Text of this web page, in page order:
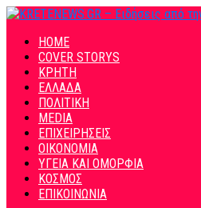
HOME
COVER STORYS
ΚΡΗΤΗ
ΕΛΛΑΔΑ
ΠΟΛΙΤΙΚΗ
MEDIA
ΕΠΙΧΕΙΡΗΣΕΙΣ
ΟΙΚΟΝΟΜΙΑ
ΥΓΕΙΑ ΚΑΙ ΟΜΟΡΦΙΑ
ΚΟΣΜΟΣ
ΕΠΙΚΟΙΝΩΝΙΑ